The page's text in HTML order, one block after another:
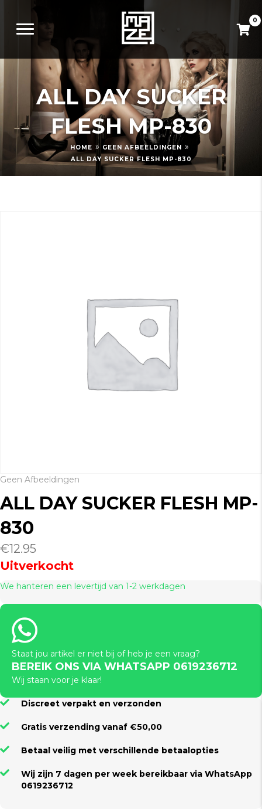
0
ALL DAY SUCKER
FLESH MP-830
HOME » GEEN AFBEELDINGEN »
ALL DAY SUCKER FLESH MP-830
Geen Afbeeldingen
ALL DAY SUCKER FLESH MP-
830
€12.95
Uitverkocht
We hanteren een levertijd van 1-2 werkdagen
Staat jou artikel er niet bij of heb je een vraag?
BEREIK ONS VIA WHATSAPP 0619236712
Wij staan voor je klaar!
Discreet verpakt en verzonden
Gratis verzending vanaf €50,00
Betaal veilig met verschillende betaalopties
Wij zijn 7 dagen per week bereikbaar via WhatsApp
0619236712